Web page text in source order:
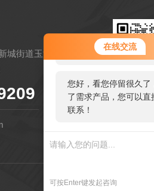
在线交流
您好！欢迎前来咨询，
服务，请问您要咨询什
您好，看您停留很久了
了需求产品，您可以直
联系！
可按Enter键发起咨询
城街道玉清社区金马路
扫码微
管理登陆技术支持：